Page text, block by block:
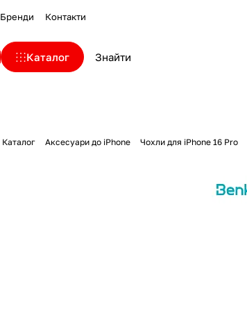
Бренди Контакти
Каталог
Каталог Аксесуари до iPhone Чохли для iPhone 16 Pro